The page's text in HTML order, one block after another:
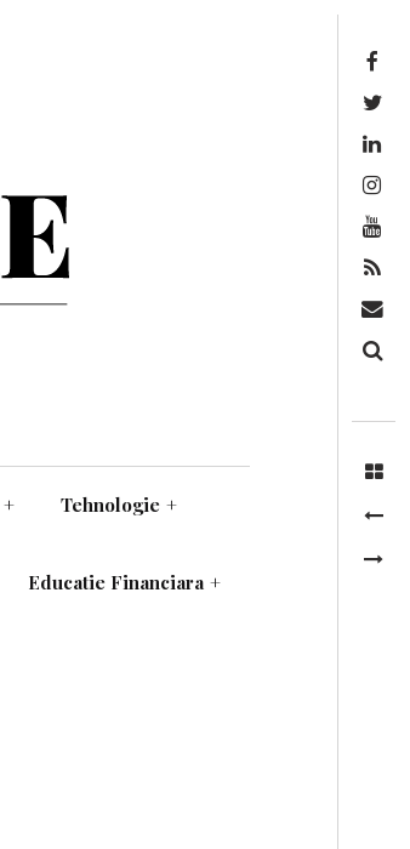
+ Tehnologie +
Educatie Financiara +